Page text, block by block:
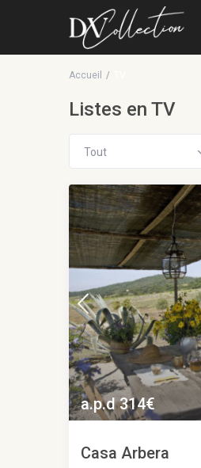
Accueil
Listes en TV
Tout
a.p.d 314€
Casa Arbera